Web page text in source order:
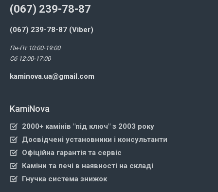
(067) 239-78-87
(067) 239-78-87 (Viber)
Пн-Пт 10:00-19:00
Сб 12:00-17:00
kaminova.ua@gmail.com
KamiNova
2000+ камінів "під ключ" з 2003 року
Досвідчені установники і консультанти
Офіційна гарантія та сервіс
Каміни та печі в наявності на складі
Гнучка система знижок